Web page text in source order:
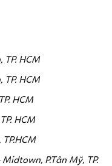
TP. HCM
TP. HCM
HCM
HCM
P.Tân Mỹ, TP.